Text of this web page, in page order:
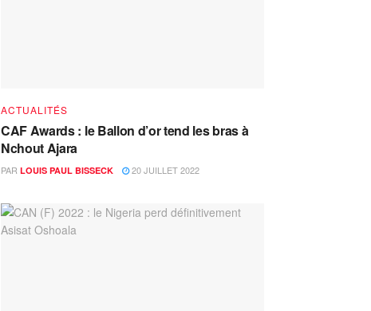
ACTUALITÉS
CAF Awards : le Ballon d’or tend les bras à
Nchout Ajara
PAR LOUIS PAUL BISSECK 20 JUILLET 2022